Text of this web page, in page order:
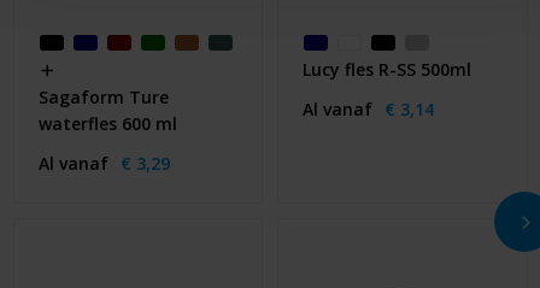
Sagaform Ture
waterfles 600 ml
Al vanaf € 3,29
Lucy fles R-SS 500ml
Al vanaf € 3,14